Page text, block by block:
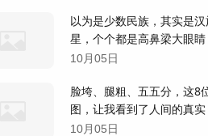
以为是少数民族，其实是
星，个个都是高鼻梁大眼睛
10月05日
脸垮、腿粗、五五分，这8
图，让我看到了人间的真实
10月05日